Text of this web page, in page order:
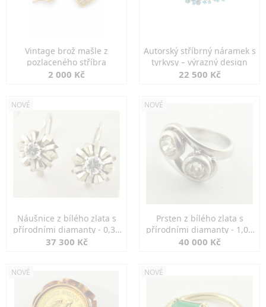
Vintage brož mašle z
pozlaceného stříbra
2 000 Kč
Autorský stříbrný náramek s
tyrkysy – výrazný design
22 500 Kč
NOVÉ
Náušnice z bílého zlata s
přírodními diamanty - 0,30
ct
37 300 Kč
NOVÉ
Prsten z bílého zlata s
přírodními diamanty - 1,00
ct
40 000 Kč
NOVÉ NOVÉ